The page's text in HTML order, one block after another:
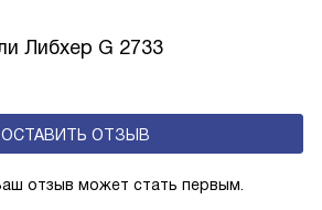
в интерьер кухни
дизайн гармоничным,
конструкции подойдут вам
Либхер G 2733
ОСТАВИТЬ ОТЗЫВ
отзыв может стать первым.